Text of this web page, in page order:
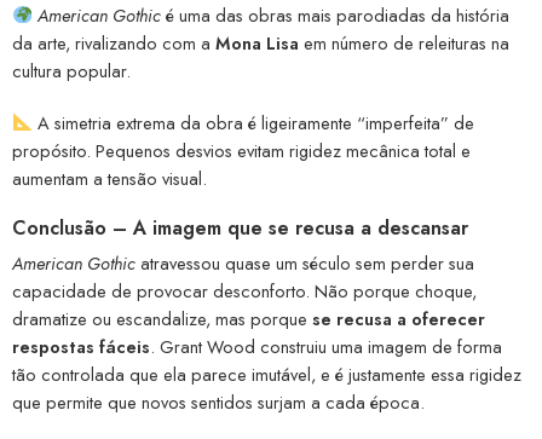
American Gothicé uma das obras mais parodiadas da história
da arte, rivalizando com a Mona Lisa em número de releituras na
cultura popular.
A simetria extrema da obra é ligeiramente “imperfeita” de
propósito. Pequenos desvios evitam rigidez mecânica total e
aumentam a tensão visual.
Conclusão – A imagem que se recusa a descansar
American Gothicatravessou quase um século sem perder sua
capacidade de provocar desconforto. Não porque choque,
dramatize ou escandalize, mas porque se recusa a oferecer
respostas fáceis. Grant Wood construiu uma imagem de forma
tão controlada que ela parece imutável, e é justamente essa rigidez
que permite que novos sentidos surjam a cada época.